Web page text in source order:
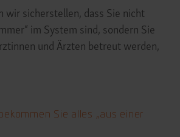
wir sicherstellen, dass Sie nicht
im System sind, sondern Sie
und Ärzten betreut werden,
Sie alles „aus einer